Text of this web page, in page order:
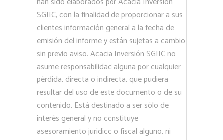
SGIIC, con la finalidad de proporcionar a sus
clientes información general a la fecha de
emisión del informe y están sujetas a cambio
sin previo aviso. Acacia Inversión SGIIC no
asume responsabilidad alguna por cualquier
pérdida, directa o indirecta, que pudiera
resultar del uso de este documento o de su
contenido. Está destinado a ser sólo de
interés general y no constituye
asesoramiento jurídico o fiscal alguno, ni